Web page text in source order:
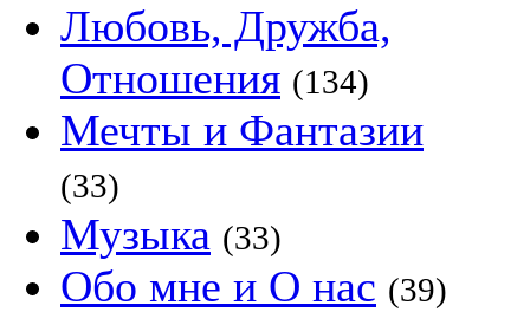
Любовь, Дружба,
Отношения (134)
Мечты и Фантазии
(33)
Музыка (33)
Обо мне и О нас (39)